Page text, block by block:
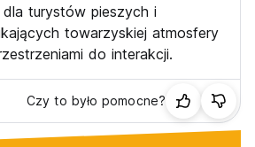
dla turystów pieszych i
towarzyskiej atmosfery
do interakcji.
Czy to było pomocne?